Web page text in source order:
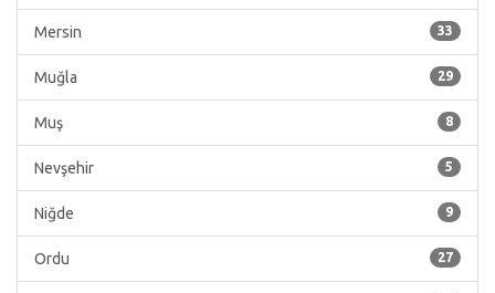
33
Mersin
29
Muğla
8
Muş
5
Nevşehir
9
Niğde
27
Ordu